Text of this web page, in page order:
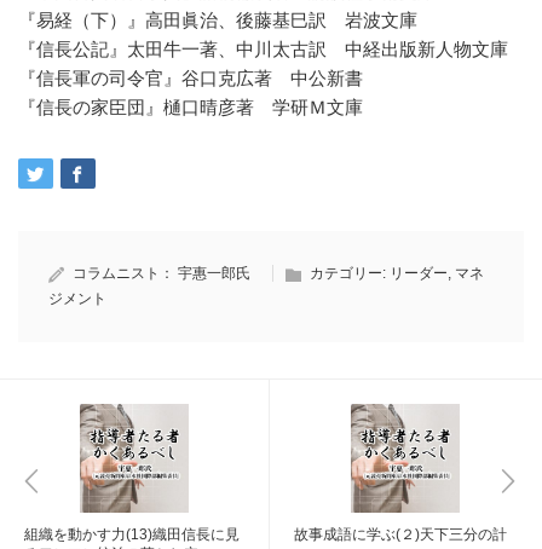
『易経（下）』高田眞治、後藤基巳訳 岩波文庫
『信長公記』太田牛一著、中川太古訳 中経出版新人物文庫
『信長軍の司令官』谷口克広著 中公新書
『信長の家臣団』樋口晴彦著 学研Ｍ文庫
コラムニスト： 宇惠一郎氏 カテゴリー: リーダー, マネ
ジメント
組織を動かす力(13)織田信長に見
故事成語に学ぶ(２)天下三分の計